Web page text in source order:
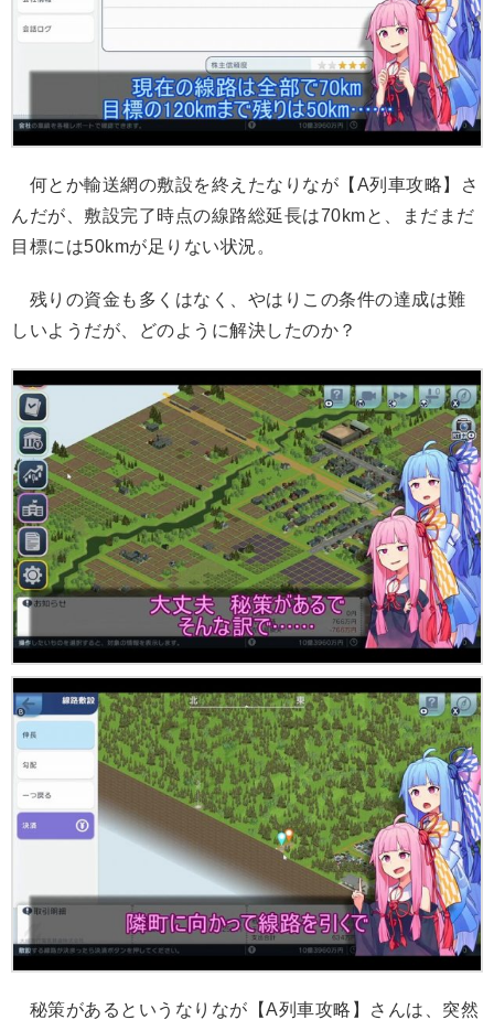
何とか輸送網の敷設を終えたなりなが【A列車攻略】さ
んだが、敷設完了時点の線路総延長は70kmと、まだまだ
目標には50kmが足りない状況。
残りの資金も多くはなく、やはりこの条件の達成は難
しいようだが、どのように解決したのか？
秘策があるというなりなが【A列車攻略】さんは、突然